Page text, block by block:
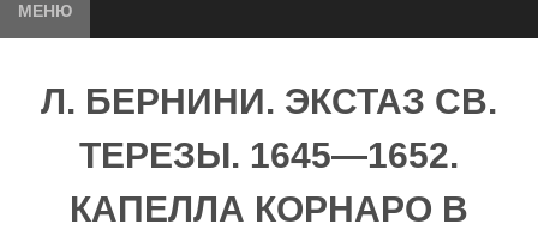
МЕНЮ
Л. БЕРНИНИ. ЭКСТАЗ СВ.
ТЕРЕЗЫ. 1645—1652.
КАПЕЛЛА КОРНАРО В